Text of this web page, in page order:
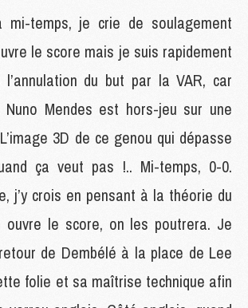
mi-temps, je crie de soulagement
le score mais je suis rapidement
du but par la VAR, car
Nuno Mendes est hors-jeu sur une
3D de ce genou qui dépasse
ça veut pas !.. Mi-temps, 0-0.
j’y crois en pensant à la théorie du
ouvre le score, on les poutrera. Je
de Dembélé à la place de Lee
folie et sa maîtrise technique afin